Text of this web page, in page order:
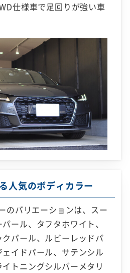
仕様車で足回りが強い車
人気のボディカラー
のバリエーションは、スー
ール、タフタホワイト、
パール、ルビーレッドパ
イドパール、サテンシル
トニングシルバーメタリ